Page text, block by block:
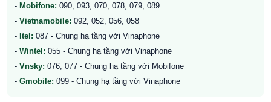
- Mobifone: 090, 093, 070, 078, 079, 089
- Vietnamobile: 092, 052, 056, 058
- Itel: 087 - Chung hạ tầng với Vinaphone
- Wintel: 055 - Chung hạ tầng với Vinaphone
- Vnsky: 076, 077 - Chung hạ tầng với Mobifone
- Gmobile: 099 - Chung hạ tầng với Vinaphone